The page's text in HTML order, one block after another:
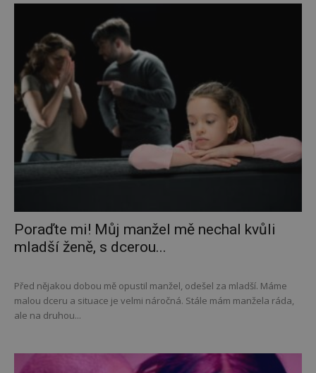
Poraďte mi! Můj manžel mě nechal kvůli
mladší ženě, s dcerou...
Před nějakou dobou mě opustil manžel, odešel za mladší. Máme
malou dceru a situace je velmi náročná. Stále mám manžela ráda,
ale na druhou...